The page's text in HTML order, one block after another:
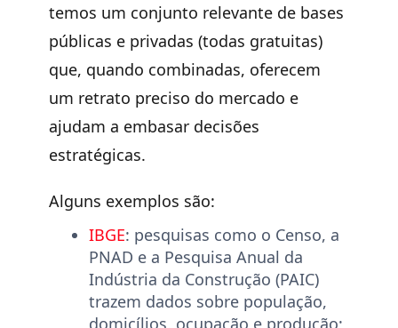
temos um conjunto relevante de bases
públicas e privadas (todas gratuitas)
que, quando combinadas, oferecem
um retrato preciso do mercado e
ajudam a embasar decisões
estratégicas.
Alguns exemplos são:
IBGE: pesquisas como o Censo, a
PNAD e a Pesquisa Anual da
Indústria da Construção (PAIC)
trazem dados sobre população,
domicílios, ocupação e produção;